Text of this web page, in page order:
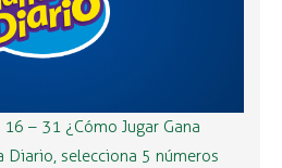
– 31 ¿Cómo Jugar Gana
Diario, selecciona 5 números